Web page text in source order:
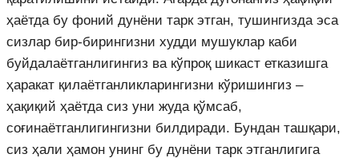
ҳаётда бу фоний дунёни тарк этган, тушингизда эса
сизлар бир-бирингизни худди мушуклар каби
буйдалаётганлигингиз ва кўпроқ шикаст етказишга
ҳаракат қилаётганликларингизни кўришингиз –
ҳақиқий ҳаётда сиз уни жуда қўмсаб,
соғинаётганлигингизни билдиради. Бундан ташқари,
сиз ҳали ҳамон унинг бу дунёни тарк этганлигига